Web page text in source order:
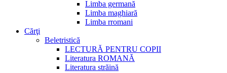
Limba germană
Limba maghiară
Limba rromani
Cărţi
Beletristică
LECTURĂ PENTRU COPII
Literatura ROMANĂ
Literatura străină